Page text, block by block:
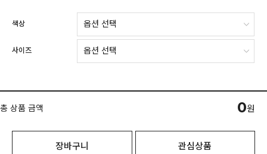
색상
사이즈
총 상품 금액 0원
장바구니 관심상품